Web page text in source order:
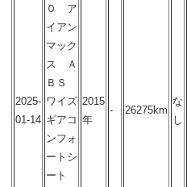
2025-
01-14
０ ア
イアン
マック
ス Ａ
ＢＳ
ワイズ
ギアコ
ンフォ
ートシ
ート
2015
年
- 26275km
な
し